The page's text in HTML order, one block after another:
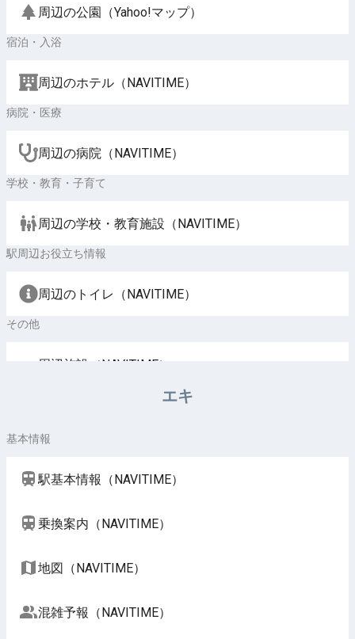
周辺の公園（Yahoo!マップ）
宿泊・入浴
周辺のホテル（NAVITIME）
病院・医療
周辺の病院（NAVITIME）
学校・教育・子育て
周辺の学校・教育施設（NAVITIME）
駅周辺お役立ち情報
周辺のトイレ（NAVITIME）
その他
周辺施設（NAVITIME）
エキ
基本情報
駅基本情報（NAVITIME）
乗換案内（NAVITIME）
地図（NAVITIME）
混雑予報（NAVITIME）